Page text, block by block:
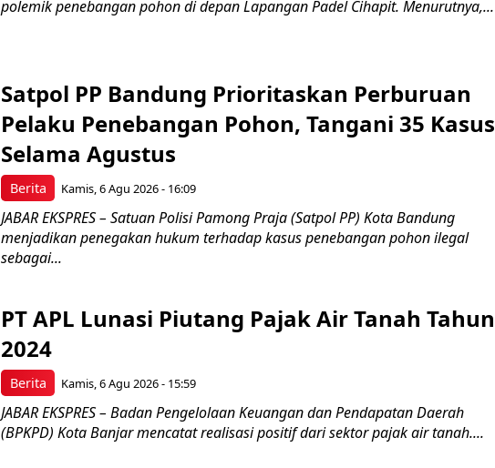
polemik penebangan pohon di depan Lapangan Padel Cihapit. Menurutnya,...
Berita
Satpol PP Bandung Prioritaskan Perburuan
Pelaku Penebangan Pohon, Tangani 35 Kasus
Selama Agustus
Kamis, 6 Agu 2026 - 16:09
JABAR EKSPRES – Satuan Polisi Pamong Praja (Satpol PP) Kota Bandung
menjadikan penegakan hukum terhadap kasus penebangan pohon ilegal
sebagai...
Berita
PT APL Lunasi Piutang Pajak Air Tanah Tahun
2024
Kamis, 6 Agu 2026 - 15:59
JABAR EKSPRES – Badan Pengelolaan Keuangan dan Pendapatan Daerah
(BPKPD) Kota Banjar mencatat realisasi positif dari sektor pajak air tanah....